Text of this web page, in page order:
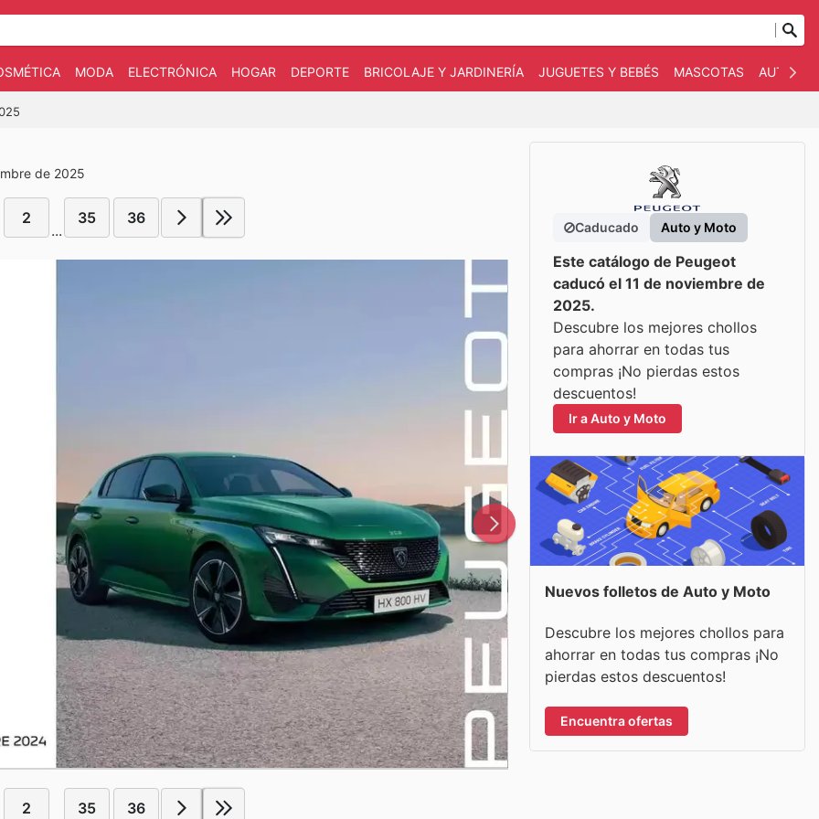
MODA ELECTRÓNICA HOGAR DEPORTE BRICOLAJE Y JARDINERÍA JUGUETES Y BEBÉS MASCOTAS AUTO Y
de 2025
2
...
35 36
2 35 36
Caducado Auto y Moto
Este catálogo de Peugeot
caducó el 11 de noviembre de
2025.
Descubre los mejores chollos
para ahorrar en todas tus
compras ¡No pierdas estos
descuentos!
Ir a Auto y Moto
Nuevos folletos de Auto y Moto
Descubre los mejores chollos para
ahorrar en todas tus compras ¡No
pierdas estos descuentos!
Encuentra ofertas